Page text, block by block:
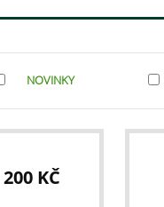
NOVINKY
KČ